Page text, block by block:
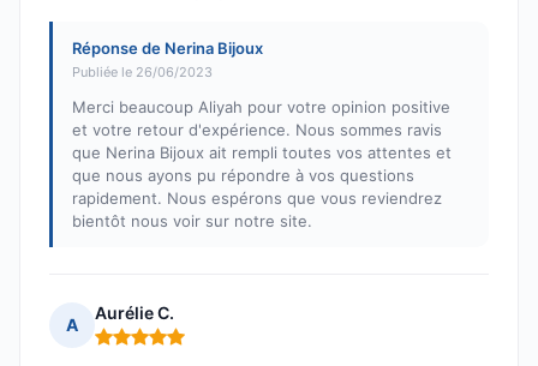
Réponse de Nerina Bijoux
Publiée le 26/06/2023
Merci beaucoup Aliyah pour votre opinion positive
et votre retour d'expérience. Nous sommes ravis
que Nerina Bijoux ait rempli toutes vos attentes et
que nous ayons pu répondre à vos questions
rapidement. Nous espérons que vous reviendrez
bientôt nous voir sur notre site.
A
Aurélie C.
Note : 5 sur 5